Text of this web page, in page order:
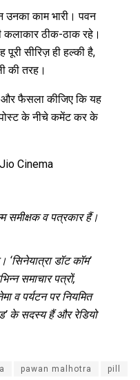
उनका काम भारी। पवन
कलाकार ठीक-ठाक रहे।
सीरिज़ ही हल्की है,
की तरह।
और फैसला कीजिए कि यह
पोस्ट के नीचे कमेंट कर के
Cinema
समीक्षक व पत्रकार हैं।
‘सिनेयात्रा डॉट कॉम’
समाचार पत्रों,
व पर्यटन पर नियमित
’ के सदस्य हैं और रेडियो
pawan malhotra pill